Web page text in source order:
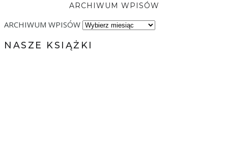
ARCHIWUM WPISÓW
ARCHIWUM WPISÓW
NASZE KSIĄŻKI